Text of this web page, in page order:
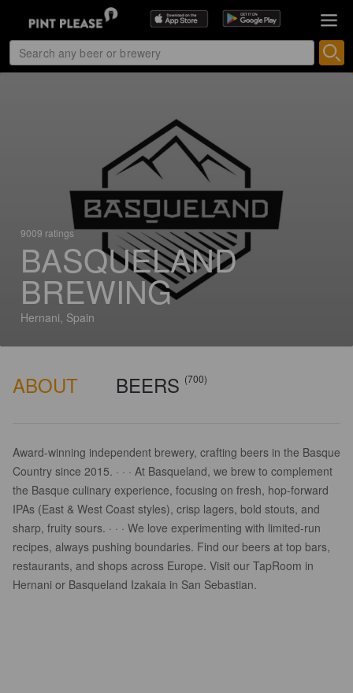
9009 ratings
BASQUELAND
BREWING
Hernani, Spain
ABOUT BEERS (700)
Award-winning independent brewery, crafting beers in the Basque
Country since 2015. · · · At Basqueland, we brew to complement
the Basque culinary experience, focusing on fresh, hop-forward
IPAs (East & West Coast styles), crisp lagers, bold stouts, and
sharp, fruity sours. · · · We love experimenting with limited-run
recipes, always pushing boundaries. Find our beers at top bars,
restaurants, and shops across Europe. Visit our TapRoom in
Hernani or Basqueland Izakaia in San Sebastian.